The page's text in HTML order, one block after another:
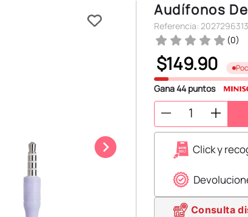
Audífonos
Referencia:
(0)
$149.90
Gana44puntos
Click y
Consulta